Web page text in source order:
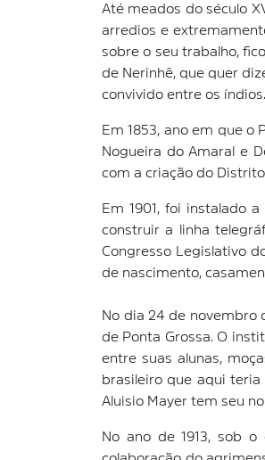
Até meados do século
arredios e
sobre o seu trabalho,
de Nerinhê, que quer
convivido entre os índios.
Em 1853, ano em que
Nogueira do Amaral e
com a criação do Distrito
Em 1901, foi instalado
construir a linha
Congresso Legislativo
de nascimento,
No dia 24 de novembro
de Ponta Grossa. O
entre suas alunas,
brasileiro que aqui teria
Aluisio Mayer tem seu
No ano de 1913, sob